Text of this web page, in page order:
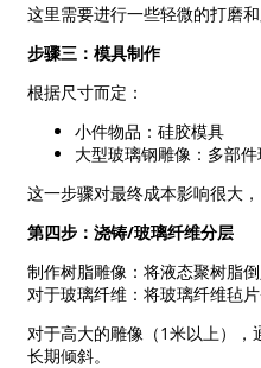
这里需要进行一些轻微的打磨
步骤三：模具制作
根据尺寸而定：
小件物品：硅胶模具
大型玻璃钢雕像：多部
这一步骤对最终成本影响很大
第四步：浇铸/玻璃纤维分层
制作树脂雕像：将液态聚树脂倒
对于玻璃纤维：将玻璃纤维毡
对于高大的雕像（1米以上）
长期倾斜。